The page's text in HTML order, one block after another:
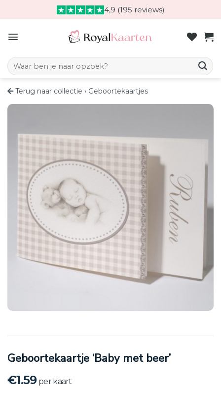
4,9 (195 reviews)
Zoeken naar:
Terug naar collectie › Geboortekaartjes
Geboortekaartje ‘Baby met beer’
€1.59 per kaart